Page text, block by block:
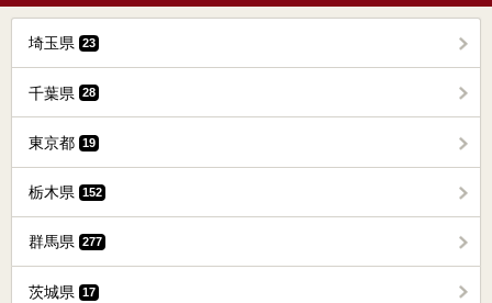
埼玉県 23
千葉県 28
東京都 19
栃木県 152
群馬県 277
茨城県 17